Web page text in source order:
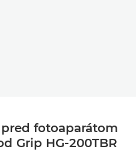
fotoaparátom
Grip HG-200TBR